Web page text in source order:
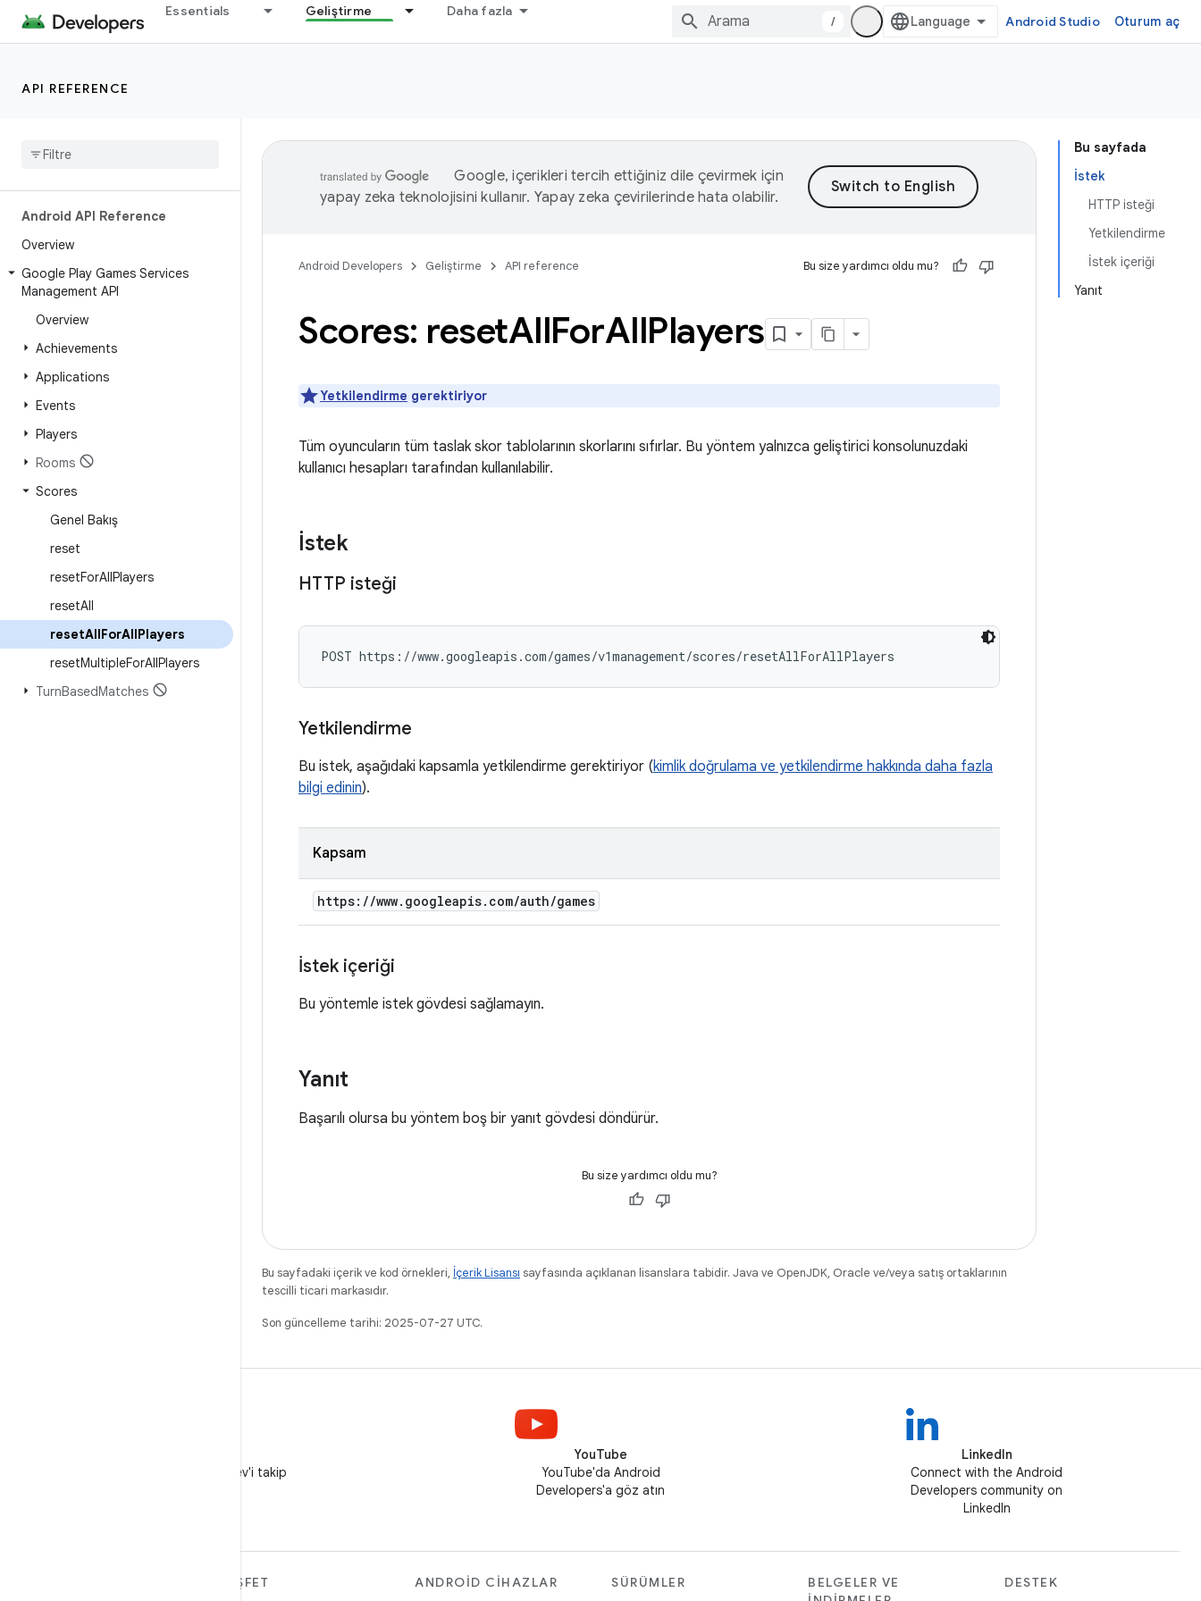
Essentials Geliştirme Daha fazla
/ Android Studio Oturum aç
API REFERENCE
Android API Reference
Overview
Google Play Games Services
Management API
Overview
Achievements
Applications
Events
Players
Rooms
Scores
Genel Bakış
reset
resetForAllPlayers
resetAll
resetAllForAllPlayers
resetMultipleForAllPlayers
TurnBasedMatches
Bu sayfada
İstek
HTTP isteği
Yetkilendirme
İstek içeriği
Yanıt
Google, içerikleri tercih ettiğiniz dile çevirmek için
yapay zeka teknolojisini kullanır. Yapay zeka çevirilerinde hata olabilir.
Android Developers Geliştirme API reference Bu size yardımcı oldu mu?
Scores: resetAllForAllPlayers
Yetkilendirme gerektiriyor
Tüm oyuncuların tüm taslak skor tablolarının skorlarını sıfırlar. Bu yöntem yalnızca geliştirici konsolunuzdaki
kullanıcı hesapları tarafından kullanılabilir.
İstek
HTTP isteği
POST https://www.googleapis.com/games/v1management/scores/resetAllForAllPlayers
Yetkilendirme
Bu istek, aşağıdaki kapsamla yetkilendirme gerektiriyor (kimlik doğrulama ve yetkilendirme hakkında daha fazla
bilgi edinin).
Kapsam
https: //www. googleapis. com/auth/games
İstek içeriği
Bu yöntemle istek gövdesi sağlamayın.
Yanıt
Başarılı olursa bu yöntem boş bir yanıt gövdesi döndürür.
Bu size yardımcı oldu mu?
Bu sayfadaki içerik ve kod örnekleri, İçerik Lisansı sayfasında açıklanan lisanslara tabidir. Java ve OpenJDK, Oracle ve/veya satış ortaklarının
tescilli ticari markasıdır.
Son güncelleme tarihi: 2025-07-27 UTC.
X'te @AndroidDev'i takip
YouTube
YouTube'da Android
Developers'a göz atın
LinkedIn
Connect with the Android
Developers community on
LinkedIn
KEŞFET ANDROID CIHAZLAR SÜRÜMLER
BELGELER VE
DESTEK